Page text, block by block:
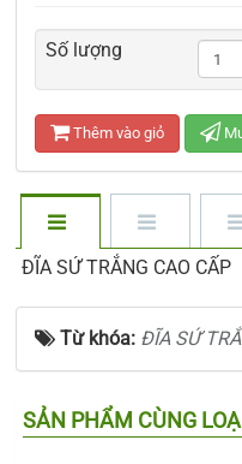
Số lượng
Thêm vào giỏ
ĐĨA SỨ TRẮNG CAO CẤP
Từ khóa: ĐĨA SỨ
SẢN PHẨM CÙNG